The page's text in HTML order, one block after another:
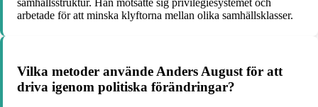
samhällsstruktur. Han motsatte sig privilegiesystemet och
arbetade för att minska klyftorna mellan olika samhällsklasser.
Vilka metoder använde Anders August för att
driva igenom politiska förändringar?